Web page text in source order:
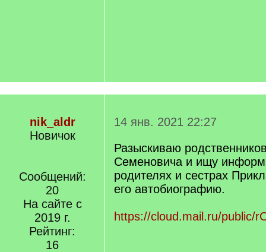
nik_aldr
Новичок
Сообщений:
20
На сайте с
2019 г.
Рейтинг:
16
14 янв. 2021 22:27
Разыскиваю
Семеновича и ищу
родителях и сестрах
его автобиографию.
https://cloud.mail.ru/public/